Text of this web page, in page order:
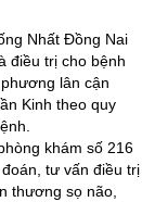
Nhất Đồng Nai
điều trị cho bệnh
lân cận
Kinh theo quy
khám số 216
tư vấn điều trị
thương sọ não,